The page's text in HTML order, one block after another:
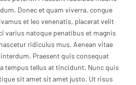
Donec et quam viverra, congue
et leo venenatis, placerat velit
varius natoque penatibus et magnis
ridiculus mus. Aenean vitae
Praesent quis consequat
tempus tellus at tincidunt. Nunc quis
sit amet sit amet justo. Ut risus